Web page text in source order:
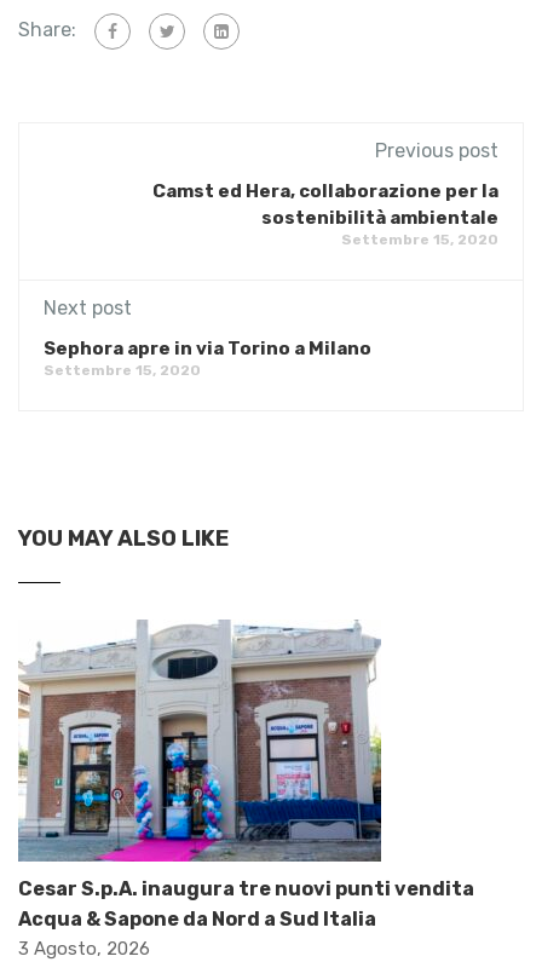
Share:
Previous post
Camst ed Hera, collaborazione per la
sostenibilità ambientale
Settembre 15, 2020
Next post
Sephora apre in via Torino a Milano
Settembre 15, 2020
YOU MAY ALSO LIKE
Cesar S.p.A. inaugura tre nuovi punti vendita
Acqua & Sapone da Nord a Sud Italia
3 Agosto, 2026